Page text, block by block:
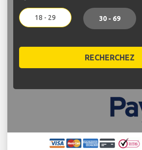
18 - 29 30 - 69
RECHERCHEZ